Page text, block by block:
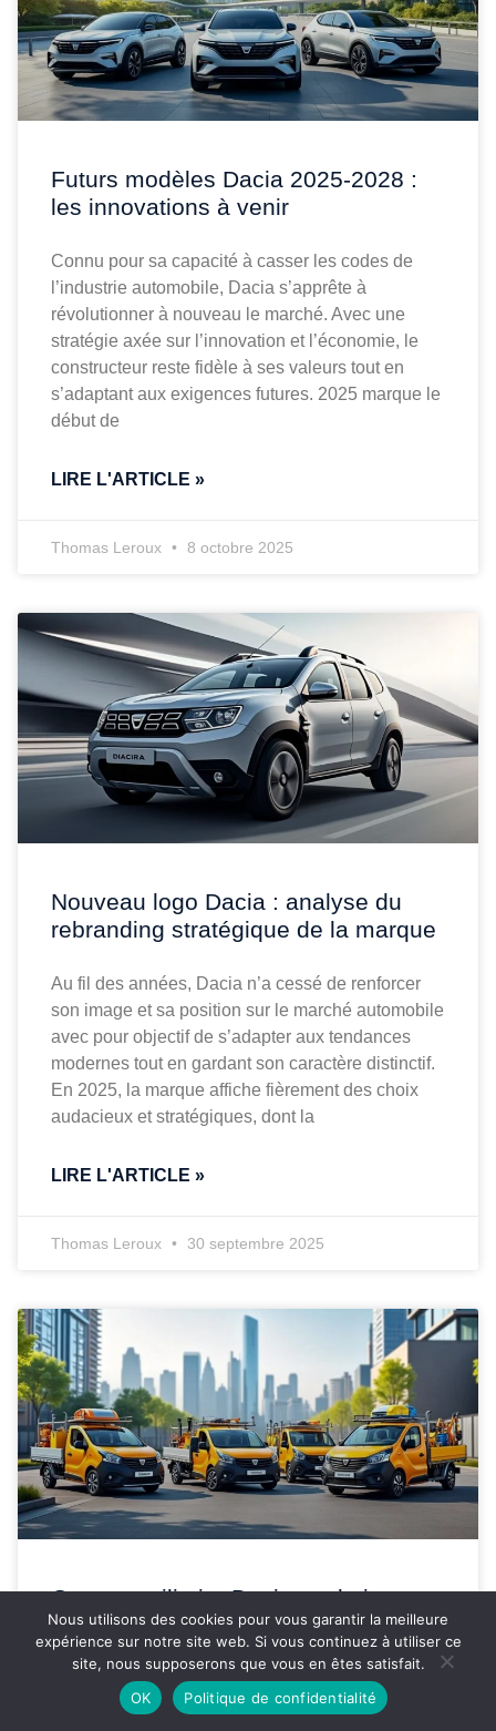
Futurs modèles Dacia 2025-2028 :
les innovations à venir
Connu pour sa capacité à casser les codes de
l’industrie automobile, Dacia s’apprête à
révolutionner à nouveau le marché. Avec une
stratégie axée sur l’innovation et l’économie, le
constructeur reste fidèle à ses valeurs tout en
s’adaptant aux exigences futures. 2025 marque le
début de
LIRE L'ARTICLE »
Thomas Leroux 8 octobre 2025
Nouveau logo Dacia : analyse du
rebranding stratégique de la marque
Au fil des années, Dacia n’a cessé de renforcer
son image et sa position sur le marché automobile
avec pour objectif de s’adapter aux tendances
modernes tout en gardant son caractère distinctif.
En 2025, la marque affiche fièrement des choix
audacieux et stratégiques, dont la
LIRE L'ARTICLE »
Thomas Leroux 30 septembre 2025
Gamme utilitaire Dacia : solutions
optimales pour les professionnels
En 2025, la gamme utilitaire Dacia se positionne
comme un partenaire incontournable pour les
Nous utilisons des cookies pour vous garantir la meilleure
expérience sur notre site web. Si vous continuez à utiliser ce
site, nous supposerons que vous en êtes satisfait.
OK
Politique de confidentialité